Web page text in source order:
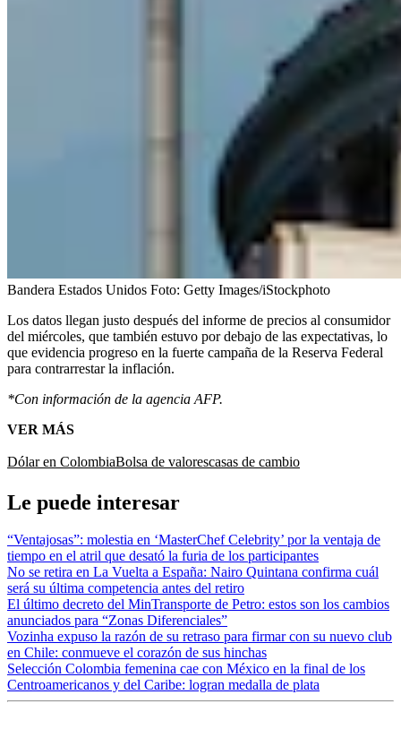
Bandera Estados Unidos Foto: Getty Images/iStockphoto
Los datos llegan justo después del informe de precios al consumidor
del miércoles, que también estuvo por debajo de las expectativas, lo
que evidencia progreso en la fuerte campaña de la Reserva Federal
para contrarrestar la inflación.
*Con información de la agencia AFP.
VER MÁS
Dólar en ColombiaBolsa de valorescasas de cambio
Le puede interesar
“Ventajosas”: molestia en ‘MasterChef Celebrity’ por la ventaja de
tiempo en el atril que desató la furia de los participantes
No se retira en La Vuelta a España: Nairo Quintana confirma cuál
será su última competencia antes del retiro
El último decreto del MinTransporte de Petro: estos son los cambios
anunciados para “Zonas Diferenciales”
Vozinha expuso la razón de su retraso para firmar con su nuevo club
en Chile: conmueve el corazón de sus hinchas
Selección Colombia femenina cae con México en la final de los
Centroamericanos y del Caribe: logran medalla de plata